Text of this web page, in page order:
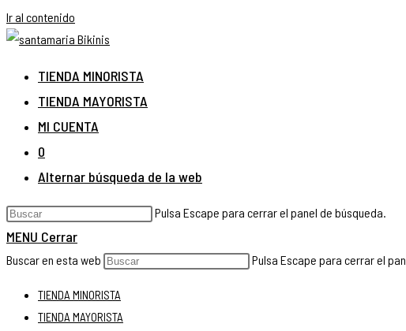
Ir al contenido
TIENDA MINORISTA
TIENDA MAYORISTA
MI CUENTA
0
Alternar búsqueda de la web
Pulsa Escape para cerrar el panel de búsqueda.
MENU Cerrar
Buscar en esta web Pulsa Escape para cerrar el
TIENDA MINORISTA
TIENDA MAYORISTA